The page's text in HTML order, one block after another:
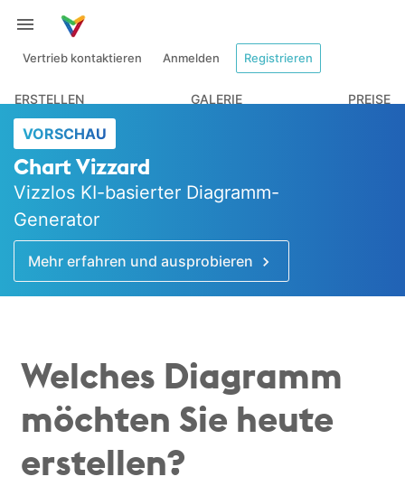
Vertrieb kontaktieren Anmelden Registrieren
ERSTELLEN GALERIE PREISE
VORSCHAU
Chart Vizzard
Vizzlos KI-basierter Diagramm-
Generator
Mehr erfahren und ausprobieren
Welches Diagramm
möchten Sie heute
erstellen?